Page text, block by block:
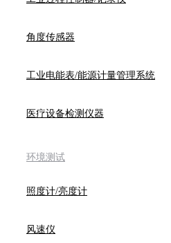
角度传感器
工业电能表/能源计量管理系统
医疗设备检测仪器
环境测试
照度计/亮度计
风速仪